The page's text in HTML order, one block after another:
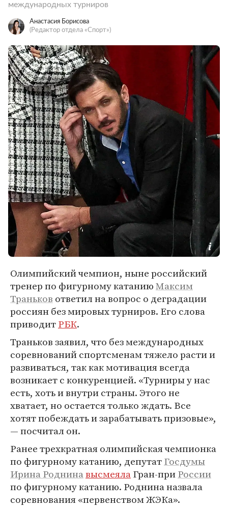
международных турниров
Анастасия Борисова
(Редактор отдела «Спорт»)
Олимпийский чемпион, ныне российский
тренер по фигурному катаниюМаксим
Траньков ответил на вопрос о деградации
россиян без мировых турниров. Его слова
приводитРБК.
Траньков заявил, что без международных
соревнований спортсменам тяжело расти и
развиваться, так как мотивация всегда
возникает с конкуренцией. «Турниры у нас
есть, хоть и внутри страны. Этого не
хватает, но остается только ждать. Все
хотят побеждать и зарабатывать призовые»,
— посчитал он.
Ранее трехкратная олимпийская чемпионка
по фигурному катанию, депутатГосдумы
Ирина РоднинавысмеялаГран-приРоссии
по фигурному катанию. Роднина назвала
соревнования «первенством ЖЭКа».